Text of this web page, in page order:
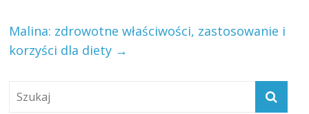
Malina: zdrowotne właściwości, zastosowanie i
korzyści dla diety →